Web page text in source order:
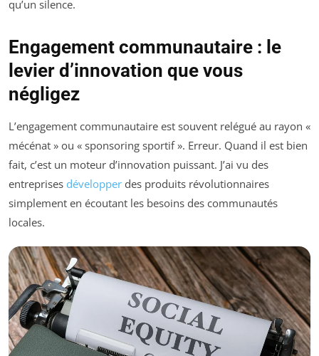
qu’un silence.
Engagement communautaire : le
levier d’innovation que vous
négligez
L’engagement communautaire est souvent relégué au rayon «
mécénat » ou « sponsoring sportif ». Erreur. Quand il est bien
fait, c’est un moteur d’innovation puissant. J’ai vu des
entreprises développer des produits révolutionnaires
simplement en écoutant les besoins des communautés
locales.